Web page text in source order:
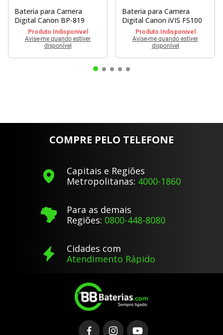
Bateria para Camera
Digital Canon BP-819
Produto Indisponível
Avise-me quando estiver
disponível
Bateria para Camera
Digital Canon iVIS FS100
Produto Indisponível
Avise-me quando estiver
disponível
COMPRE PELO TELEFONE
Capitais e Regiões
Metropolitanas: 4000-1860
Para as demais
Regiões: 0800-448-8080
Cidades com
Atendimento Rápido